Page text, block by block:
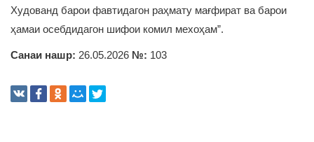
Худованд барои фавтидагон раҳмату мағфират ва барои
ҳамаи осебдидагон шифои комил мехоҳам”.
Санаи нашр: 26.05.2026 №: 103